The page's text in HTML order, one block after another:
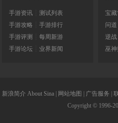
手游资讯
测试列表
手游攻略
手游排行
手游评测
每周新游
手游论坛
业界新闻
宝
问道
逆战
巫
新浪简介 About Sina 网站地图 广告服务
Copyright © 1996-